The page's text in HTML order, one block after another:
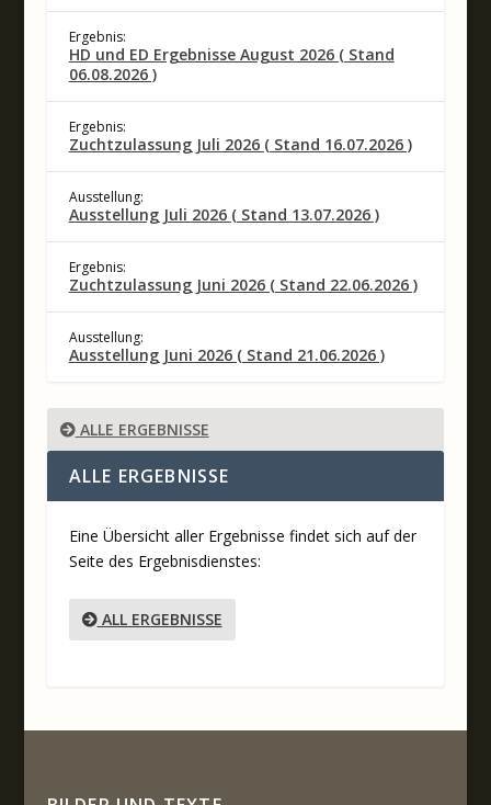
Ergebnis:
HD und ED Ergebnisse August 2026 ( Stand
06.08.2026 )
Ergebnis:
Zuchtzulassung Juli 2026 ( Stand 16.07.2026 )
Ausstellung:
Ausstellung Juli 2026 ( Stand 13.07.2026 )
Ergebnis:
Zuchtzulassung Juni 2026 ( Stand 22.06.2026 )
Ausstellung:
Ausstellung Juni 2026 ( Stand 21.06.2026 )
ALLE ERGEBNISSE
ALLE ERGEBNISSE
Eine Übersicht aller Ergebnisse findet sich auf der
Seite des Ergebnisdienstes:
ALL ERGEBNISSE